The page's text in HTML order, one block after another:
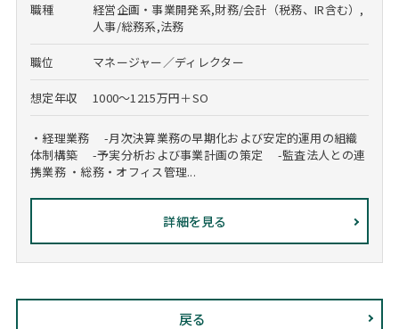
職種
経営企画・事業開発系,財務/会計（税務、IR含む）,
人事/総務系,法務
職位 マネージャー／ディレクター
想定年収 1000～1215万円＋SO
・経理業務 -月次決算業務の早期化および安定的運用の組織
体制構築 -予実分析および事業計画の策定 -監査法人との連
携業務 ・総務・オフィス管理...
詳細を見る
戻る